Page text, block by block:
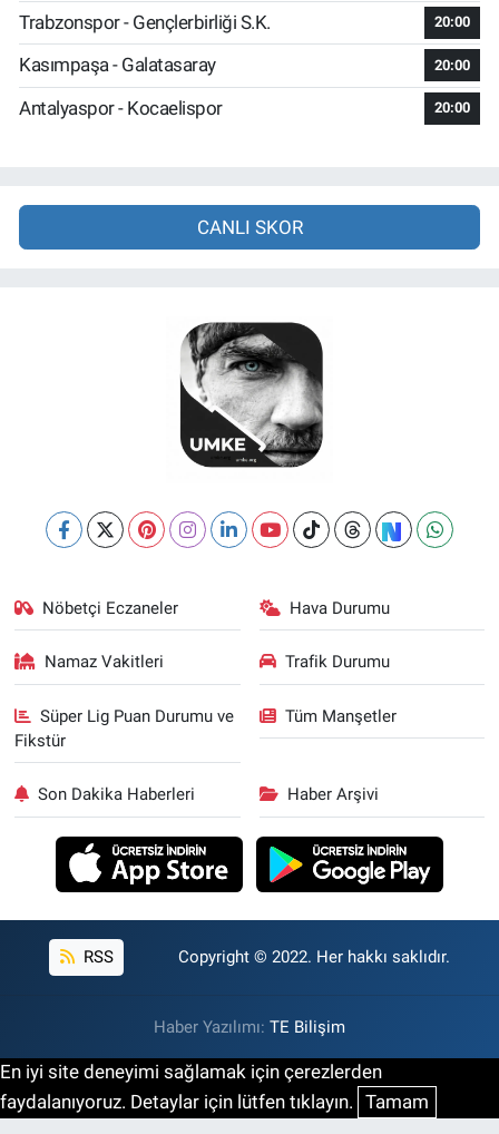
Trabzonspor - Gençlerbirliği S.K. 20:00
Kasımpaşa - Galatasaray 20:00
Antalyaspor - Kocaelispor 20:00
CANLI SKOR
Nöbetçi Eczaneler Hava Durumu
Namaz Vakitleri Trafik Durumu
Süper Lig Puan Durumu ve
Fikstür
Tüm Manşetler
Son Dakika Haberleri Haber Arşivi
RSS Copyright © 2022. Her hakkı saklıdır.
Haber Yazılımı: TE Bilişim
En iyi site deneyimi sağlamak için çerezlerden
faydalanıyoruz. Detaylar için lütfen tıklayın. Tamam